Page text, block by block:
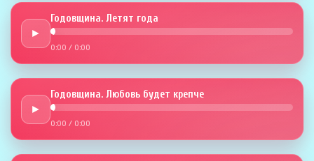
►
Годовщина. Летят года
0:00 / 0:00
►
Годовщина. Любовь будет крепче
0:00 / 0:00